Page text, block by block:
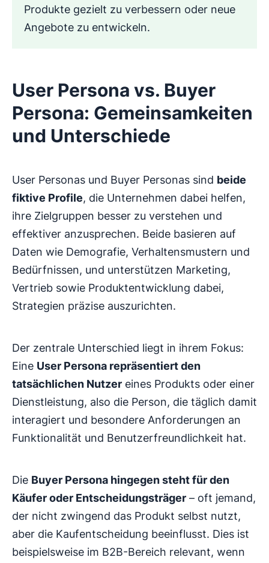
Produkte gezielt zu verbessern oder neue
Angebote zu entwickeln.
User Persona vs. Buyer
Persona: Gemeinsamkeiten
und Unterschiede
User Personas und Buyer Personas sind beide
fiktive Profile, die Unternehmen dabei helfen,
ihre Zielgruppen besser zu verstehen und
effektiver anzusprechen. Beide basieren auf
Daten wie Demografie, Verhaltensmustern und
Bedürfnissen, und unterstützen Marketing,
Vertrieb sowie Produktentwicklung dabei,
Strategien präzise auszurichten.
Der zentrale Unterschied liegt in ihrem Fokus:
Eine User Persona repräsentiert den
tatsächlichen Nutzer eines Produkts oder einer
Dienstleistung, also die Person, die täglich damit
interagiert und besondere Anforderungen an
Funktionalität und Benutzerfreundlichkeit hat.
Die Buyer Persona hingegen steht für den
Käufer oder Entscheidungsträger – oft jemand,
der nicht zwingend das Produkt selbst nutzt,
aber die Kaufentscheidung beeinflusst. Dies ist
beispielsweise im B2B-Bereich relevant, wenn